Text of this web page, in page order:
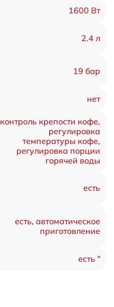
1600 Вт
2.4 л
19 бар
нет
контроль крепости кофе,
регулировка
температуры кофе,
регулировка порции
горячей воды
есть
есть, автоматическое
приготовление
есть "